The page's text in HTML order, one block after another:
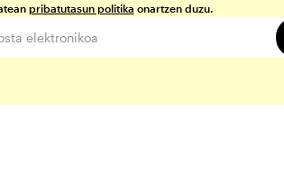
pribatutasun politika onartzen duzu.